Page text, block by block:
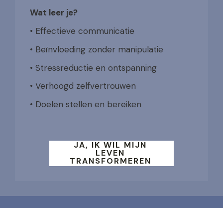
Wat leer je?
• Effectieve communicatie
• Beïnvloeding zonder manipulatie
• Stressreductie en ontspanning
• Verhoogd zelfvertrouwen
• Doelen stellen en bereiken
JA, IK WIL MIJN
LEVEN
TRANSFORMEREN